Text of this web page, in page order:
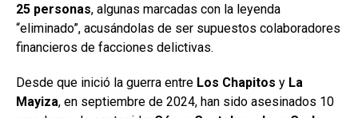
25 personas, algunas marcadas con la leyenda
“eliminado”, acusándolas de ser supuestos colaboradores
financieros de facciones delictivas.
Desde que inició la guerra entre Los Chapitos y La
Mayiza, en septiembre de 2024, han sido asesinados 10